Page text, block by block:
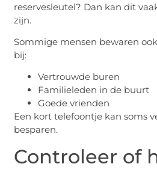
reservesleutel? Dan kan dit
zijn.
Sommige mensen bewaren
bij:
Vertrouwde buren
Familieleden in de buurt
Goede vrienden
Een kort telefoontje kan soms
besparen.
Controleer of